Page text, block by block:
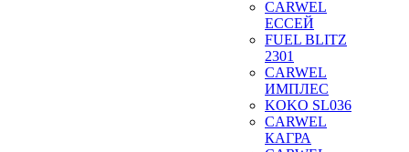
CARWEL
ЕССЕЙ
FUEL BLITZ
2301
CARWEL
ИМПЛЕС
KOKO SL036
CARWEL
КАГРА